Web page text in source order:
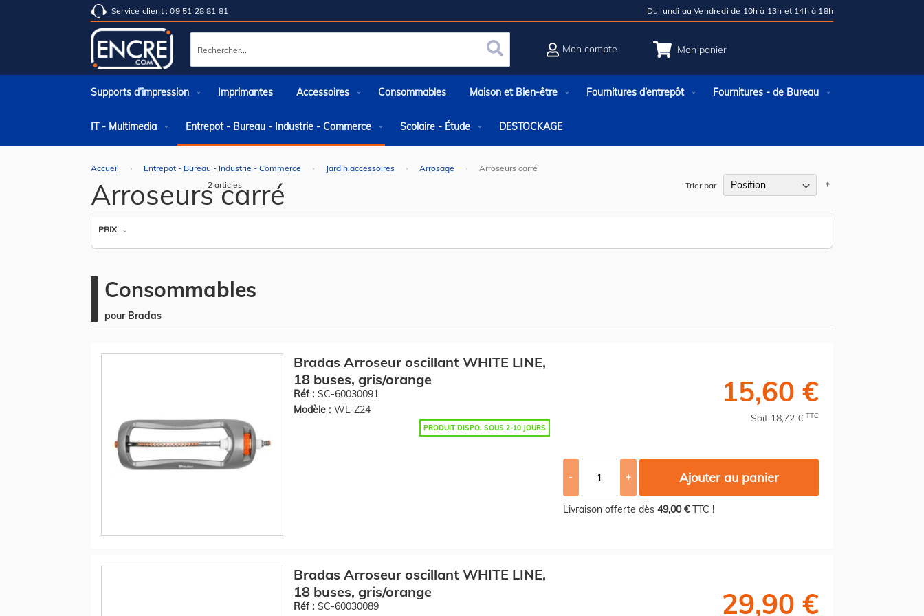
Service client : 09 51 28 81 81 Du lundi au Vendredi de 10h à 13h et 14h à 18h
Mon panier
Rechercher Rechercher
Mon compte
Supports d’impression Imprimantes Accessoires Consommables Maison et Bien-être Fournitures d’entrepôt Fournitures - de Bureau
IT - Multimedia Entrepot - Bureau - Industrie - Commerce Scolaire - Étude DESTOCKAGE
Accueil Entrepot - Bureau - Industrie - Commerce Jardin:accessoires Arrosage Arroseurs carré
Arroseurs carré
PRIX
2 articles Trier par
Consommables
pour Bradas
Bradas Arroseur oscillant WHITE LINE,
18 buses, gris/orange
Réf : SC-60030091
Modèle : WL-Z24
PRODUIT DISPO. SOUS 2-10 JOURS
15,60 €
Soit 18,72 € TTC
- + Ajouter au panier
Livraison offerte dès 49,00 €TTC !
Bradas Arroseur oscillant WHITE LINE,
18 buses, gris/orange
Réf : SC-60030089
29,90 €